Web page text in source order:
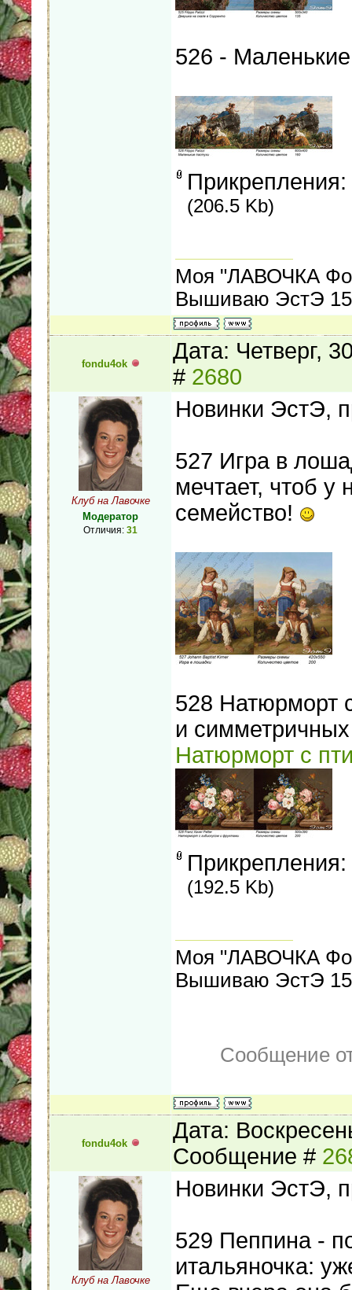
526 -
Прикрепления:
(206.5 Kb)
Моя "ЛАВОЧКА
Вышиваю ЭстЭ
fondu4ok
Дата: Четверг,
# 2680
Клуб на Лавочке
Модератор
Отличия: 31
Новинки ЭстЭ,
527 Игра в
мечтает, чтоб у
семейство!
528 Натюрморт
и
Натюрморт с
Прикрепления:
(192.5 Kb)
Моя "ЛАВОЧКА
Вышиваю ЭстЭ
Сообщение
fondu4ok
Дата:
Сообщение #
Клуб на Лавочке
Новинки ЭстЭ,
529 Пеппина -
итальяночка: